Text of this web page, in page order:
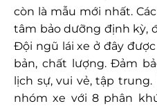
còn là mẫu mới nhất.
tâm bảo dưỡng định kỳ,
Đội ngũ lái xe ở đây
bản, chất lượng. Đảm
lịch sự, vui vẻ, tập trung.
nhóm xe với 8 phân